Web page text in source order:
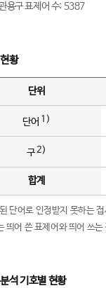
용구 표제어 수: 5387
황
단위
단어 1)
구2)
합계
단어로 인정받지 못하는
띄어 쓴 표제어와 띄어 쓰
석 기호별 현황